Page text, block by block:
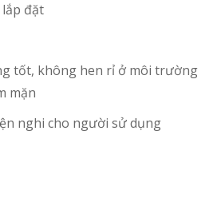
đặt
tốt, không hen rỉ ở môi trường
mặn
nghi cho người sử dụng